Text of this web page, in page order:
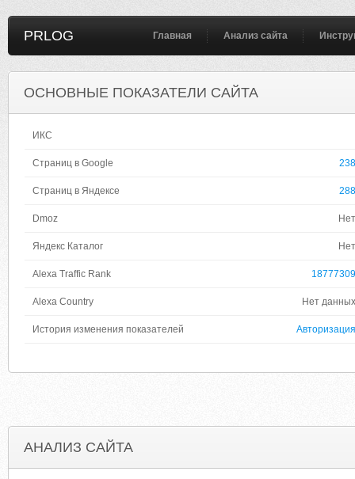
PRLOG Главная Анализ сайта
ОСНОВНЫЕ ПОКАЗАТЕЛИ САЙТА
ИКС
Страниц в Google 238
Страниц в Яндексе 288
Dmoz Нет
Яндекс Каталог Нет
Alexa Traffic Rank 18777309
Alexa Country Нет данных
История изменения показателей Авторизация
АНАЛИЗ САЙТА